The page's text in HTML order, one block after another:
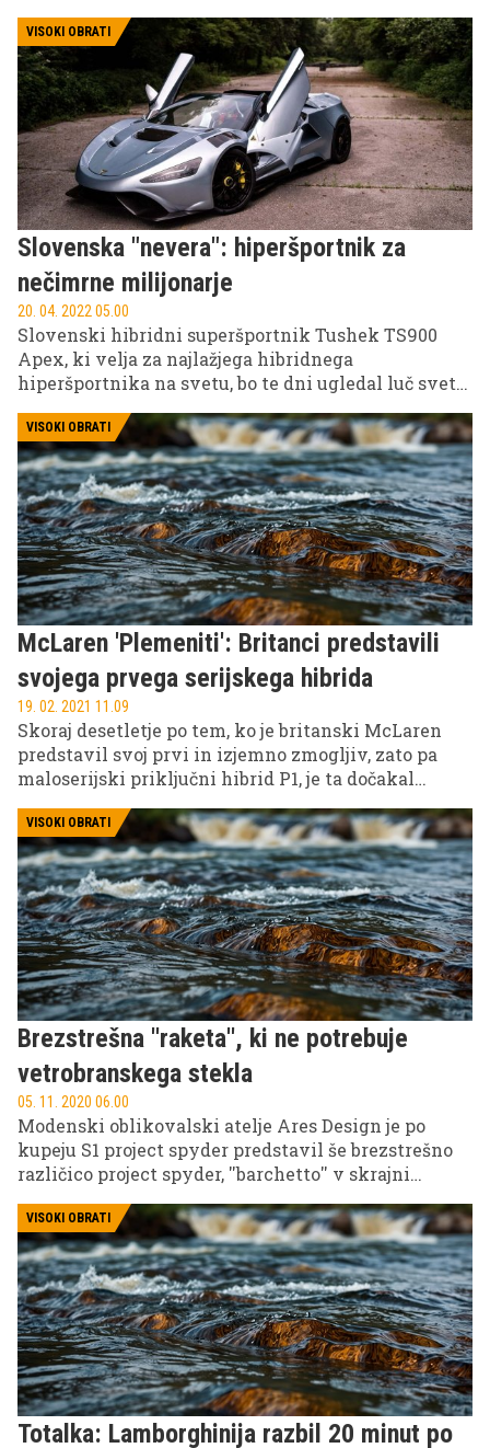
ekskluzivnih primerkov.
VISOKI OBRATI
Slovenska "nevera": hiperšportnik za
nečimrne milijonarje
20. 04. 2022 05.00
Slovenski hibridni superšportnik Tushek TS900
Apex, ki velja za najlažjega hibridnega
hiperšportnika na svetu, bo te dni ugledal luč sveta.
dogodku Salon Privé London, na katerem bo delal
družbo samim prestižnim avtomobilskim
znamkam.
VISOKI OBRATI
McLaren 'Plemeniti': Britanci predstavili
svojega prvega serijskega hibrida
19. 02. 2021 11.09
Skoraj desetletje po tem, ko je britanski McLaren
predstavil svoj prvi in izjemno zmogljiv, zato pa
maloserijski priključni hibrid P1, je ta dočakal
ime keltskega izvora in v prevodu pomeni
plemeniti) in je postal sploh prvi serijski hibridni
model te slovite znamke. Tudi McLaren namreč
odkrito meri na elektrifikacijo in v njej vidi rešitev
za še več 'mišic' svojih vozil.
VISOKI OBRATI
Brezstrešna ''raketa'', ki ne potrebuje
vetrobranskega stekla
05. 11. 2020 06.00
Modenski oblikovalski atelje Ares Design je po
kupeju S1 project spyder predstavil še brezstrešno
različico project spyder, ''barchetto'' v skrajni
VISOKI OBRATI
Totalka: Lamborghinija razbil 20 minut po